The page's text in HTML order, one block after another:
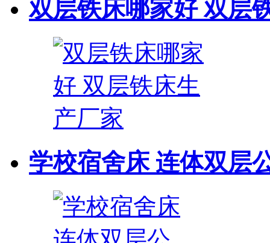
双层铁床哪家好 双层
学校宿舍床 连体双层